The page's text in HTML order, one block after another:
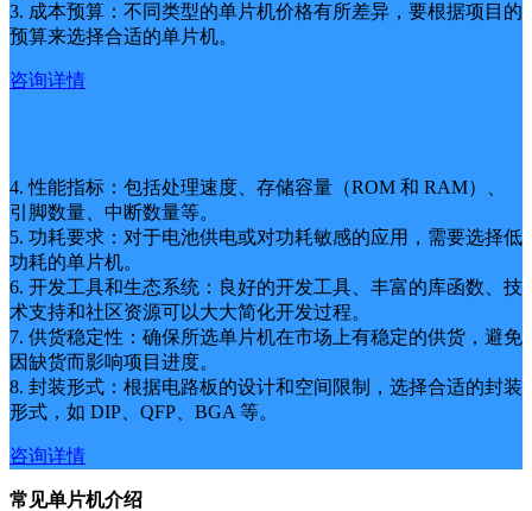
3. 成本预算：不同类型的单片机价格有所差异，要根据项目的
预算来选择合适的单片机。
咨询详情
4. 性能指标：包括处理速度、存储容量（ROM 和 RAM）、
引脚数量、中断数量等。
5. 功耗要求：对于电池供电或对功耗敏感的应用，需要选择低
功耗的单片机。
6. 开发工具和生态系统：良好的开发工具、丰富的库函数、技
术支持和社区资源可以大大简化开发过程。
7. 供货稳定性：确保所选单片机在市场上有稳定的供货，避免
因缺货而影响项目进度。
8. 封装形式：根据电路板的设计和空间限制，选择合适的封装
形式，如 DIP、QFP、BGA 等。
咨询详情
常见单片机介绍